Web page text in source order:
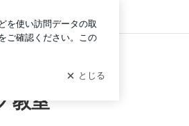
ログイン
教室